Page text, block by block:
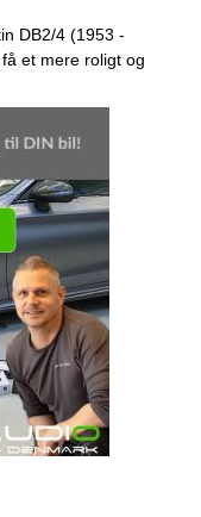
DB2/4 (1953 -
et mere roligt og